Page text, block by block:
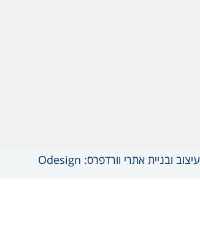
עיצוב ובניית אתרי וורדפרס: Odesign